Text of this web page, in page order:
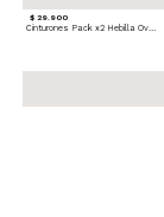
$ 29.900